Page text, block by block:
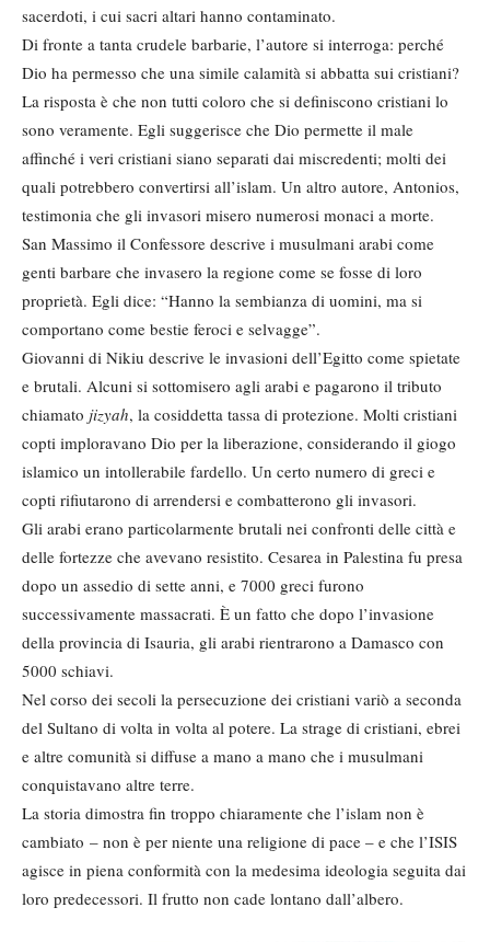
sacerdoti, i cui sacri altari hanno contaminato.
Di fronte a tanta crudele barbarie, l’autore si interroga: perché
Dio ha permesso che una simile calamità si abbatta sui cristiani?
La risposta è che non tutti coloro che si definiscono cristiani lo
sono veramente. Egli suggerisce che Dio permette il male
affinché i veri cristiani siano separati dai miscredenti; molti dei
quali potrebbero convertirsi all’islam. Un altro autore, Antonios,
testimonia che gli invasori misero numerosi monaci a morte.
San Massimo il Confessore descrive i musulmani arabi come
genti barbare che invasero la regione come se fosse di loro
proprietà. Egli dice: “Hanno la sembianza di uomini, ma si
comportano come bestie feroci e selvagge”.
Giovanni di Nikiu descrive le invasioni dell’Egitto come spietate
e brutali. Alcuni si sottomisero agli arabi e pagarono il tributo
chiamato jizyah, la cosiddetta tassa di protezione. Molti cristiani
copti imploravano Dio per la liberazione, considerando il giogo
islamico un intollerabile fardello. Un certo numero di greci e
copti rifiutarono di arrendersi e combatterono gli invasori.
Gli arabi erano particolarmente brutali nei confronti delle città e
delle fortezze che avevano resistito. Cesarea in Palestina fu presa
dopo un assedio di sette anni, e 7000 greci furono
successivamente massacrati. È un fatto che dopo l’invasione
della provincia di Isauria, gli arabi rientrarono a Damasco con
5000 schiavi.
Nel corso dei secoli la persecuzione dei cristiani variò a seconda
del Sultano di volta in volta al potere. La strage di cristiani, ebrei
e altre comunità si diffuse a mano a mano che i musulmani
conquistavano altre terre.
La storia dimostra fin troppo chiaramente che l’islam non è
cambiato – non è per niente una religione di pace – e che l’ISIS
agisce in piena conformità con la medesima ideologia seguita dai
loro predecessori. Il frutto non cade lontano dall’albero.